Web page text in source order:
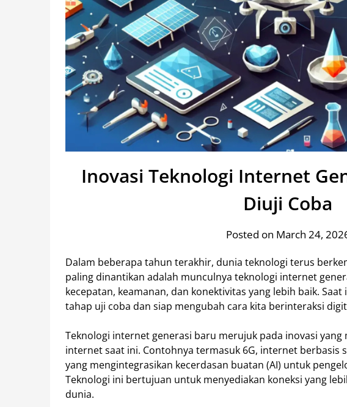
Inovasi Teknologi Internet
Diuji Coba
Posted on March 24,
Dalam beberapa tahun terakhir, dunia teknologi terus
paling dinantikan adalah munculnya teknologi internet
kecepatan, keamanan, dan konektivitas yang lebih baik.
tahap uji coba dan siap mengubah cara kita berinteraksi
Teknologi internet generasi baru merujuk pada inovasi
internet saat ini. Contohnya termasuk 6G, internet berbasis
yang mengintegrasikan kecerdasan buatan (AI) untuk
Teknologi ini bertujuan untuk menyediakan koneksi yang
dunia.